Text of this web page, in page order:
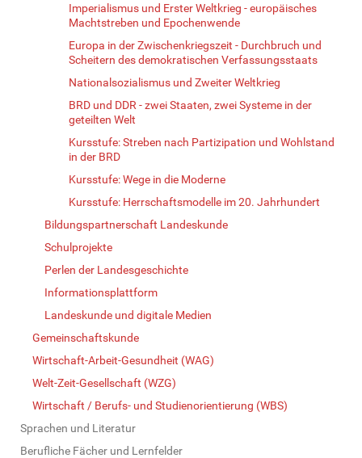
Imperialismus und Erster Weltkrieg - europäisches
Machtstreben und Epochenwende
Europa in der Zwischenkriegszeit - Durchbruch und
Scheitern des demokratischen Verfassungsstaats
Nationalsozialismus und Zweiter Weltkrieg
BRD und DDR - zwei Staaten, zwei Systeme in der
geteilten Welt
Kursstufe: Streben nach Partizipation und Wohlstand
in der BRD
Kursstufe: Wege in die Moderne
Kursstufe: Herrschaftsmodelle im 20. Jahrhundert
Bildungspartnerschaft Landeskunde
Schulprojekte
Perlen der Landesgeschichte
Informationsplattform
Landeskunde und digitale Medien
Gemeinschaftskunde
Wirtschaft-Arbeit-Gesundheit (WAG)
Welt-Zeit-Gesellschaft (WZG)
Wirtschaft / Berufs- und Studienorientierung (WBS)
Sprachen und Literatur
Berufliche Fächer und Lernfelder